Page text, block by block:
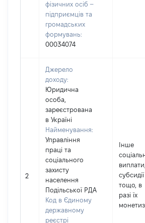
фізичних осіб –
підприємців та
громадських
формувань:
00034074
2
Джерело
доходу:
Юридична
особа,
зареєстрована
в Україні
Найменування:
Управління
праці та
соціального
захисту
населення
Подільської РДА
Код в Єдиному
державному
реєстрі
Інше
виплати,
субсидії
тощо, в
разі їх